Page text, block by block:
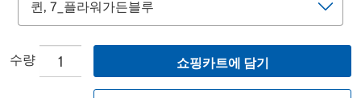
수량 쇼핑카트에 담기